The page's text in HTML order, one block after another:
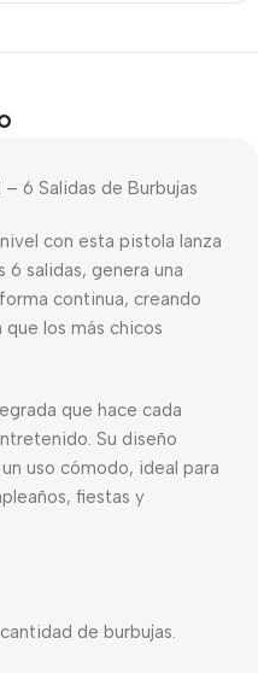
6 Salidas de Burbujas
con esta pistola lanza
6 salidas, genera una
continua, creando
los más chicos
que hace cada
Su diseño
uso cómodo, ideal para
fiestas y
de burbujas.